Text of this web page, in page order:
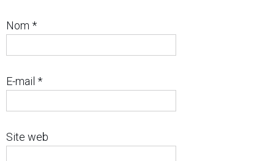
Nom *
E-mail *
Site web